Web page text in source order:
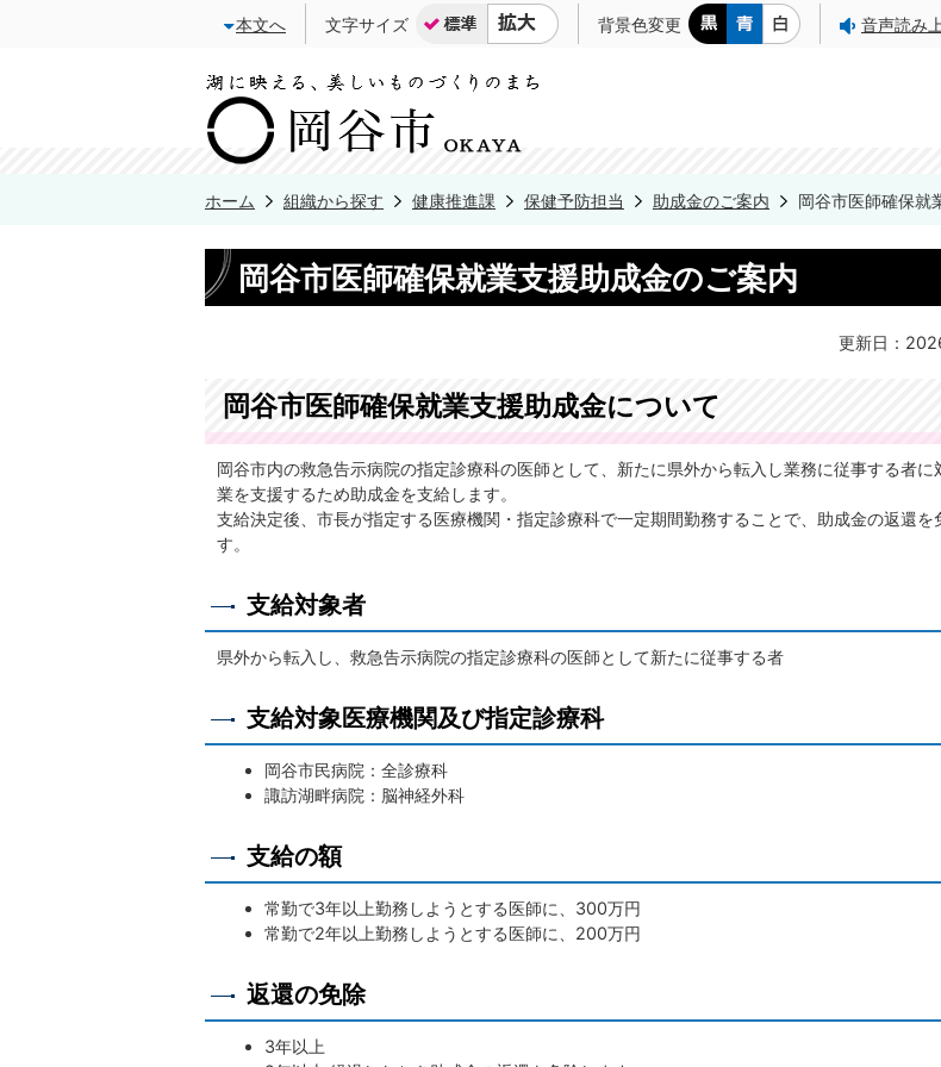
本文へ 文字サイズ 背景色変更 音声読み
ホーム 組織から探す 健康推進課 保健予防担当 助成金のご案内 岡谷市医師確保就
岡谷市医師確保就業支援助成金のご案内
更新日：
岡谷市医師確保就業支援助成金について
岡谷市内の救急告示病院の指定診療科の医師として、新たに県外から転入し業務に従事する者に
業を支援するため助成金を支給します。
支給決定後、市長が指定する医療機関・指定診療科で一定期間勤務することで、助成金の返還を
す。
支給対象者
県外から転入し、救急告示病院の指定診療科の医師として新たに従事する者
支給対象医療機関及び指定診療科
岡谷市民病院：全診療科
諏訪湖畔病院：脳神経外科
支給の額
常勤で3年以上勤務しようとする医師に、300万円
常勤で2年以上勤務しようとする医師に、200万円
返還の免除
3年以上